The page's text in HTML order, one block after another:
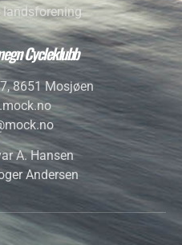
Cycleklubb
8651 Mosjøen
A. Hansen
Andersen